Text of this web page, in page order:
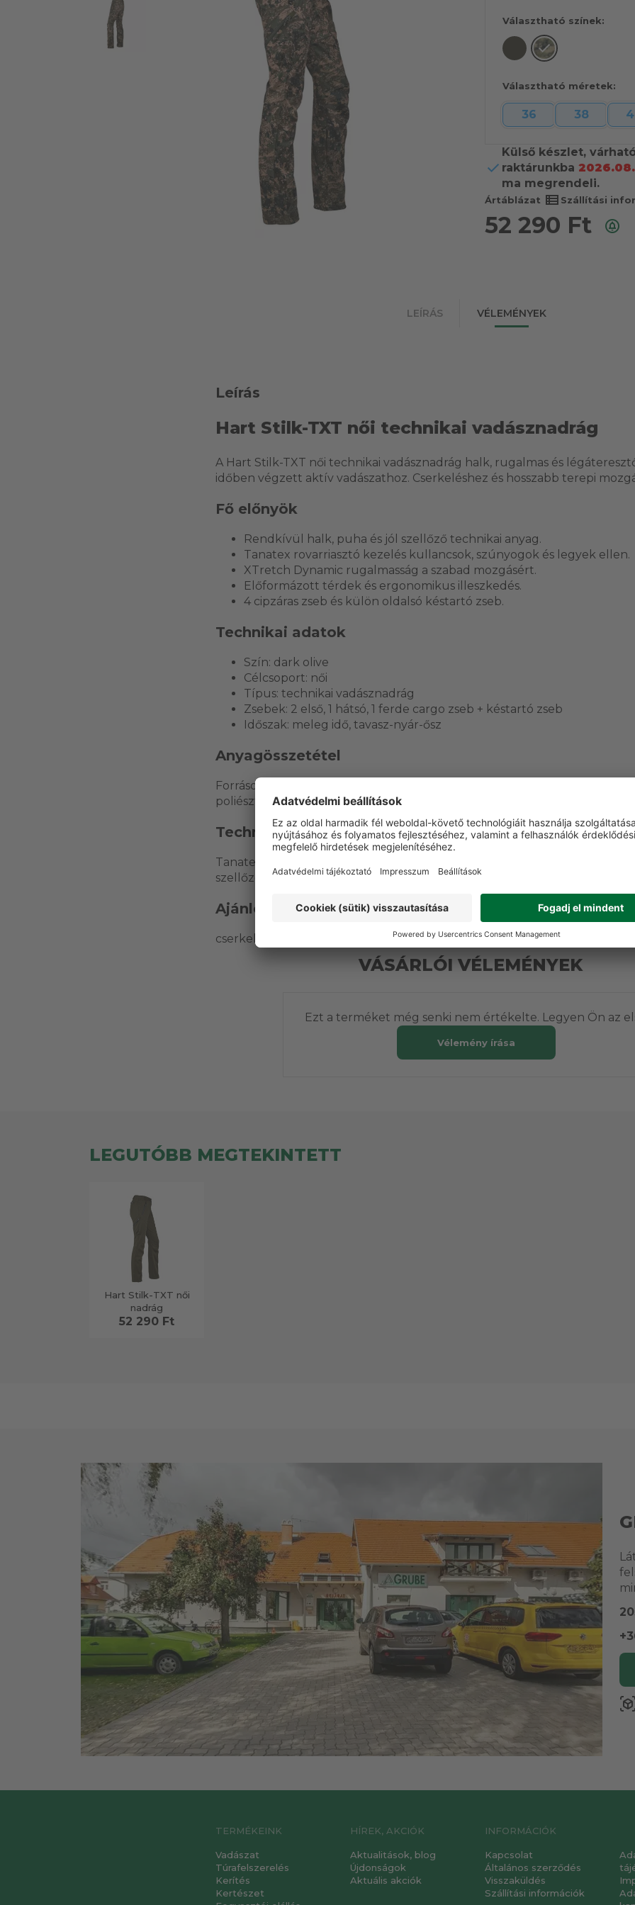
Választható színek:
Választható méretek:
36 38
Külső készlet,
raktárunkba
ma megrendeli.
Ártáblázat view_list Szállítási
52 290 Ft
LEÍRÁS VÉLEMÉNYEK
Leírás
Hart Stilk-TXT női technikai vadásznadrág
A Hart Stilk-TXT női technikai vadásznadrág halk, rugalmas és
időben végzett aktív vadászathoz. Cserkeléshez és hosszabb terepi
Fő előnyök
Rendkívül halk, puha és jól szellőző technikai anyag.
Tanatex rovarriasztó kezelés kullancsok, szúnyogok és legyek ellen.
XTretch Dynamic rugalmasság a szabad mozgásért.
Előformázott térdek és ergonomikus illeszkedés.
4 cipzáras zseb és külön oldalsó késtartó zseb.
Technikai adatok
Szín: dark olive
Célcsoport: női
Típus: technikai vadásznadrág
Zsebek: 2 első, 1 hátsó, 1 ferde cargo zseb + késtartó zseb
Időszak: meleg idő, tavasz-nyár-ősz
Anyagösszetétel
Források alapján technikai, rugalmas poliészter alapanyag; GRUBE adat
poliészter külső/bélés.
Technológiák
Tanatex rovarriasztó kezelés; XTretch Dynamic; YKK cipzárak;
szellőző felület.
Ajánlott felhasználás
cserkelés, aktív vadászat, erdei mozgás, nyári és átmeneti szabadtéri
VÁSÁRLÓI VÉLEMÉNYEK
Ezt a terméket még senki nem értékelte. Legyen Ön az
Vélemény írása
LEGUTÓBB MEGTEKINTETT
Hart Stilk-TXT női
nadrág
52 290 Ft
TERMÉKEINK
Vadászat
Túrafelszerelés
Kerítés
Kertészet
HÍREK, AKCIÓK
Aktualitások, blog
Újdonságok
Aktuális akciók
INFORMÁCIÓK
Kapcsolat
Általános szerződés
Visszaküldés
Szállítási információk